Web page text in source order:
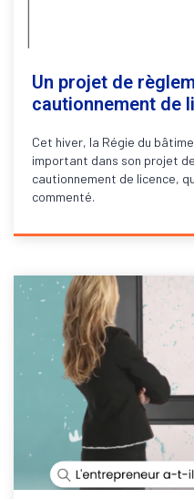
Un projet de
cautionnement de
Cet hiver, la Régie du
important dans son projet
cautionnement de licence,
commenté.